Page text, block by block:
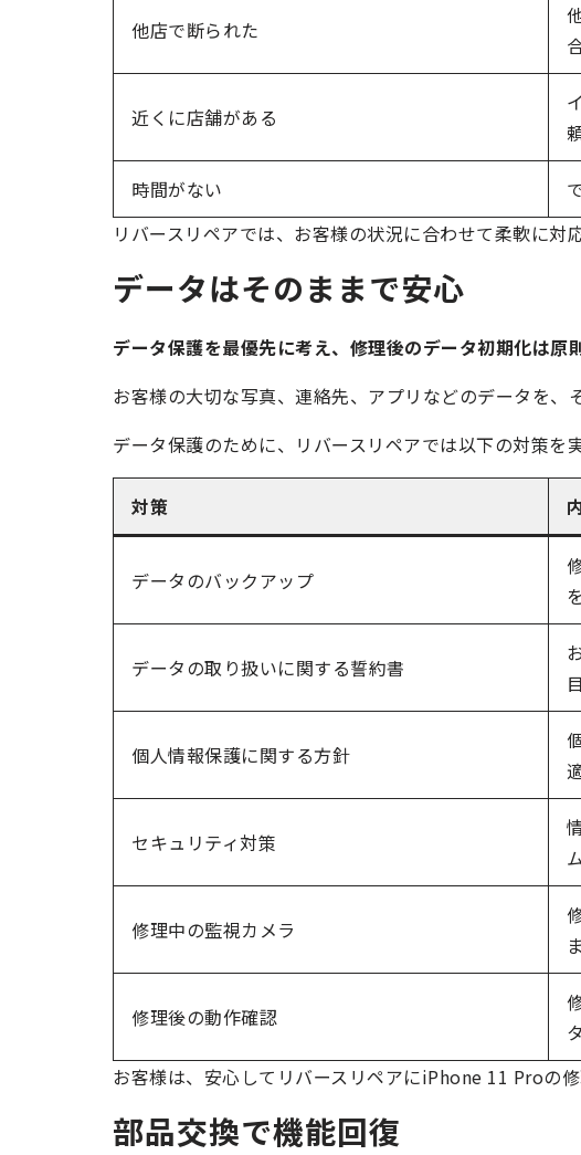
他店で断られた
近くに店舗がある
時間がない
リバースリペアでは、お客様の状況に合わせて柔軟に対
データはそのままで安心
データ保護を最優先に考え、修理後のデータ初期化は原
お客様の大切な写真、連絡先、アプリなどのデータを、
データ保護のために、リバースリペアでは以下の対策を
対策
データのバックアップ
データの取り扱いに関する誓約書
個人情報保護に関する方針
セキュリティ対策
修理中の監視カメラ
修理後の動作確認
お客様は、安心してリバースリペアにiPhone 11 Proの修
部品交換で機能回復